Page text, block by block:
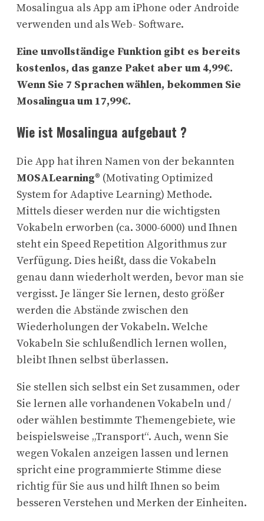
Mosalingua als App am iPhone oder Androide
verwenden und als Web- Software.
Eine unvollständige Funktion gibt es bereits
kostenlos, das ganze Paket aber um 4,99€.
Wenn Sie 7 Sprachen wählen, bekommen Sie
Mosalingua um 17,99€.
Wie ist Mosalingua aufgebaut ?
Die App hat ihren Namen von der bekannten
MOSALearning® (Motivating Optimized
System for Adaptive Learning) Methode.
Mittels dieser werden nur die wichtigsten
Vokabeln erworben (ca. 3000-6000) und Ihnen
steht ein Speed Repetition Algorithmus zur
Verfügung. Dies heißt, dass die Vokabeln
genau dann wiederholt werden, bevor man sie
vergisst. Je länger Sie lernen, desto größer
werden die Abstände zwischen den
Wiederholungen der Vokabeln. Welche
Vokabeln Sie schlußendlich lernen wollen,
bleibt Ihnen selbst überlassen.
Sie stellen sich selbst ein Set zusammen, oder
Sie lernen alle vorhandenen Vokabeln und /
oder wählen bestimmte Themengebiete, wie
beispielsweise „Transport“. Auch, wenn Sie
wegen Vokalen anzeigen lassen und lernen
spricht eine programmierte Stimme diese
richtig für Sie aus und hilft Ihnen so beim
besseren Verstehen und Merken der Einheiten.